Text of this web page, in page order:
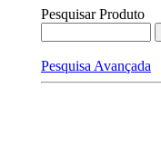
Pesquisar Produto
Pesquisa Avançada